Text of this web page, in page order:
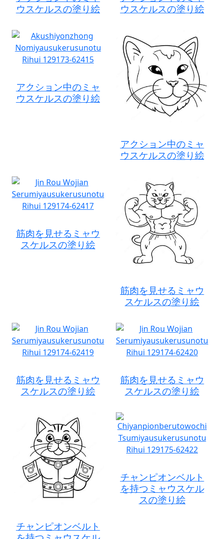
ウスケルスの塗り絵
ウスケルスの塗り絵
アクション中のミャ
ウスケルスの塗り絵
アクション中のミャ
ウスケルスの塗り絵
筋肉を見せるミャウ
スケルスの塗り絵
筋肉を見せるミャウ
スケルスの塗り絵
筋肉を見せるミャウ
スケルスの塗り絵
筋肉を見せるミャウ
スケルスの塗り絵
チャンピオンベルト
チャンピオンベルト
を持つミャウスケル
スの塗り絵